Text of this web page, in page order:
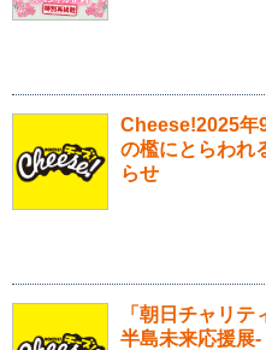
Cheese!2025年
の檻にとらわれ
らせ
「朝日チャリ
半島未来応援展